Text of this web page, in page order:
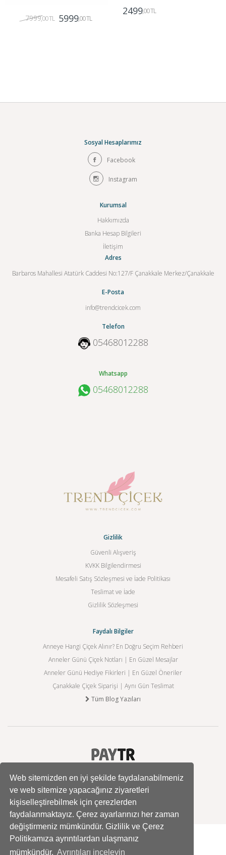
Web sitemizden en iyi şekilde faydalanabilmeniz
ve web sitemize yapacağınız ziyaretleri
kişiselleştirebilmek için çerezlerden
faydalanmaktayız. Çerez ayarlarınızı her zaman
değiştirmeniz mümkündür. Gizlilik ve Çerez
Politikamıza ayrıntılardan ulaşmanız
mümkündür. Ayrıntıları inceleyin
7999,00 TL 5999,00 TL
2499,00 TL
Sosyal Hesaplarımız
Facebook
Instagram
Kurumsal
Hakkımızda
Banka Hesap Bilgileri
İletişim
Adres
Barbaros Mahallesi Atatürk Caddesi No:127/F Çanakkale Merkez/Çanakkale
E-Posta
info@trendcicek.com
Telefon
05468012288
Whatsapp
05468012288
Gizlilik
Güvenli Alışveriş
KVKK Bilgilendirmesi
Mesafeli Satış Sözleşmesi ve İade Politikası
Teslimat ve İade
Gizlilik Sözleşmesi
Faydalı Bilgiler
Anneye Hangi Çiçek Alınır? En Doğru Seçim Rehberi
Anneler Günü Çiçek Notları | En Güzel Mesajlar
Anneler Günü Hediye Fikirleri | En Güzel Öneriler
Çanakkale Çiçek Siparişi | Aynı Gün Teslimat
Tüm Blog Yazıları